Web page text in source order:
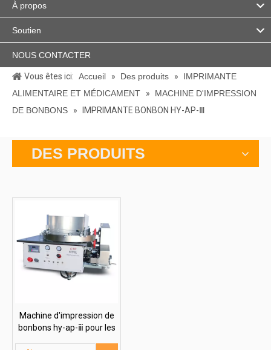
À propos
Soutien
NOUS CONTACTER
Vous êtes ici: Accueil » Des produits »
IMPRIMANTE
ALIMENTAIRE ET MÉDICAMENT
»
MACHINE D'IMPRESSION
DE BONBONS
» IMPRIMANTE BONBON HY-AP-Ⅲ
DES PRODUITS
Machine d'impression de
bonbons hy-ap-ⅲ pour les